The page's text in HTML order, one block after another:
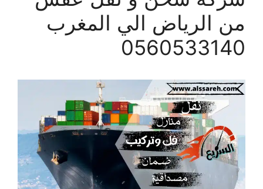
من الرياض الي المغرب
0560533140